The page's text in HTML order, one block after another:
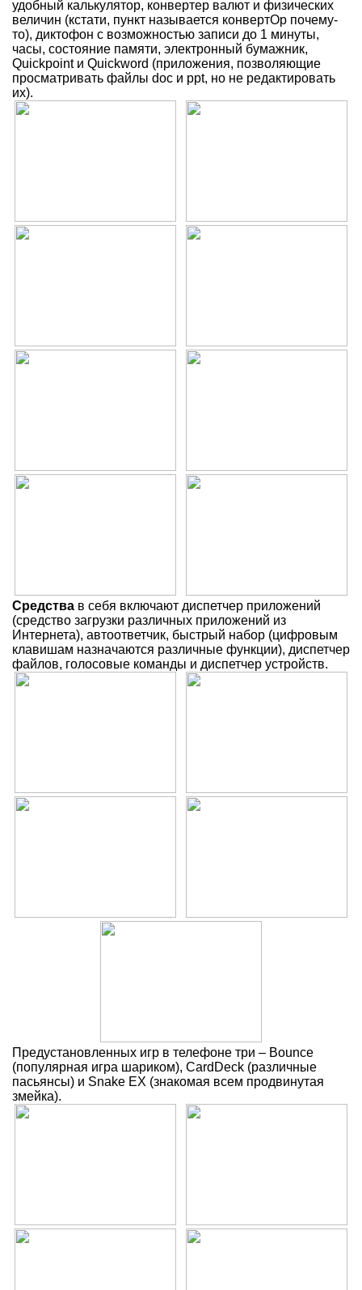
удобный калькулятор, конвертер валют и физических
величин (кстати, пункт называется конвертОр почему-
то), диктофон с возможностью записи до 1 минуты,
часы, состояние памяти, электронный бумажник,
Quickpoint и Quickword (приложения, позволяющие
просматривать файлы doc и ppt, но не редактировать
их).
Средства в себя включают диспетчер приложений
(средство загрузки различных приложений из
Интернета), автоответчик, быстрый набор (цифровым
клавишам назначаются различные функции), диспетчер
файлов, голосовые команды и диспетчер устройств.
Предустановленных игр в телефоне три – Bounce
(популярная игра шариком), CardDeck (различные
пасьянсы) и Snake EX (знакомая всем продвинутая
змейка).